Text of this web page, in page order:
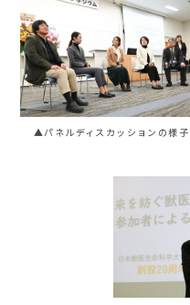
▲パネルディスカッションの様子